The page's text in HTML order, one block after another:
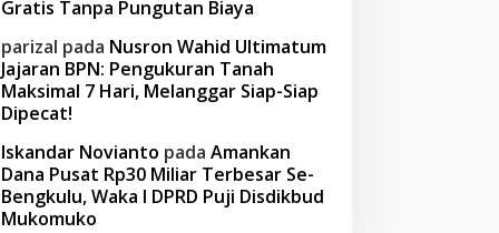
Gratis Tanpa Pungutan Biaya
parizal pada Nusron Wahid Ultimatum
Jajaran BPN: Pengukuran Tanah
Maksimal 7 Hari, Melanggar Siap-Siap
Dipecat!
Iskandar Novianto pada Amankan
Dana Pusat Rp30 Miliar Terbesar Se-
Bengkulu, Waka I DPRD Puji Disdikbud
Mukomuko